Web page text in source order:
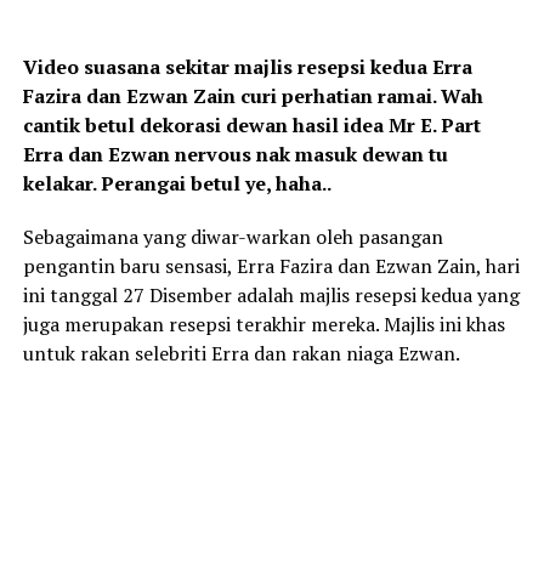
Video suasana sekitar majlis resepsi kedua Erra
Fazira dan Ezwan Zain curi perhatian ramai. Wah
cantik betul dekorasi dewan hasil idea Mr E. Part
Erra dan Ezwan nervous nak masuk dewan tu
kelakar. Perangai betul ye, haha..
Sebagaimana yang diwar-warkan oleh pasangan
pengantin baru sensasi, Erra Fazira dan Ezwan Zain, hari
ini tanggal 27 Disember adalah majlis resepsi kedua yang
juga merupakan resepsi terakhir mereka. Majlis ini khas
untuk rakan selebriti Erra dan rakan niaga Ezwan.